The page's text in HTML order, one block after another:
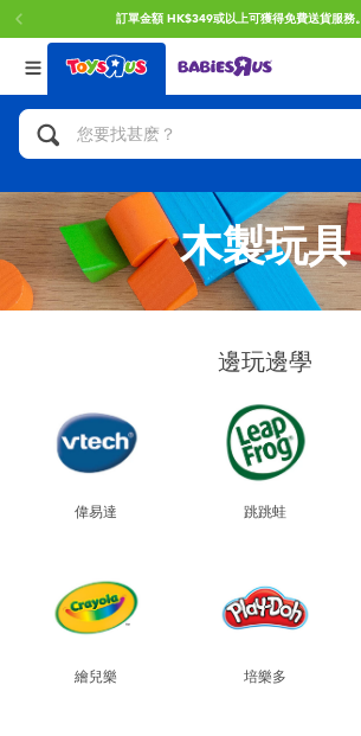
訂單金額 HK$349或以上可獲得免費送貨服務。
返回
分類目錄
人氣英雄,角色扮演,射擊玩具
單車,滑板車,騎乘車
拼砌組合及樂高LEGO
手工藝,文具,蠟筆,泥膠,畫板
娃娃, 芭比,收藏公仔
遊戲及拼圖系列
益智學習玩具
返回
品牌
Brunch Brother 早午餐兄弟
Toy Story反斗奇兵
Spider-Man蜘蛛俠
Pokemon寶可夢
LEGO樂高
LeapFrog跳跳蛙
返回
年齢
0~2歳
3~4歳
5~7歳
14歳以上
木製玩具
邊玩邊學
偉易達 跳跳蛙
繪兒樂 培樂多